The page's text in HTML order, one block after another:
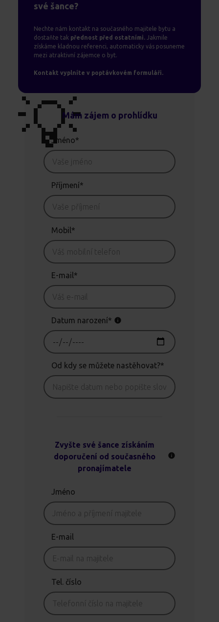
své šance?
Nechte nám kontakt na současného majitele bytu a
dostaňte tak přednost před ostatními. Jakmile
získáme kladnou referenci, automaticky vás posuneme
mezi atraktivní zájemce o byt.
Kontakt vyplníte v poptávkovém formuláři.
💡Mám zájem o prohlídku
Jméno*
Příjmení*
Mobil*
E-mail*
Datum narození*
Od kdy se můžete nastěhovat?*
Zvyšte své šance získáním
doporučení od současného
pronajímatele
Jméno
E-mail
Tel. číslo